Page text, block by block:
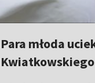
Para młoda